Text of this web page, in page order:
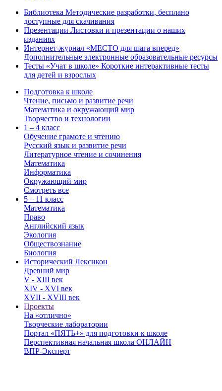
Библиотека Методические разработки, бесплано
доступные для скачивания
Презентации Листовки и презентации о наших
изданиях
Интернет-журнал «МЕСТО для шага вперед»
Дополнительные электронные образовательные ресурсы
Тесты «Учат в школе» Короткие интерактивные тесты
для детей и взрослых
Подготовка к школе
Чтение, письмо и развитие речи
Математика и окружающий мир
Творчество и технологии
1 – 4 класс
Обучение грамоте и чтению
Русский язык и развитие речи
Литературное чтение и сочинения
Математика
Информатика
Окружающий мир
Смотреть все
5 – 11 класс
Математика
Право
Английский язык
Экология
Обществознание
Биология
Исторический Лексикон
Древний мир
V - XIII век
XIV - XVI век
XVII - XVIII век
Проекты
На «отлично»
Творческие лаборатории
Портал «ПЯТЬ+» для подготовки к школе
Перспективная начальная школа ОНЛАЙН
ВПР-Эксперт